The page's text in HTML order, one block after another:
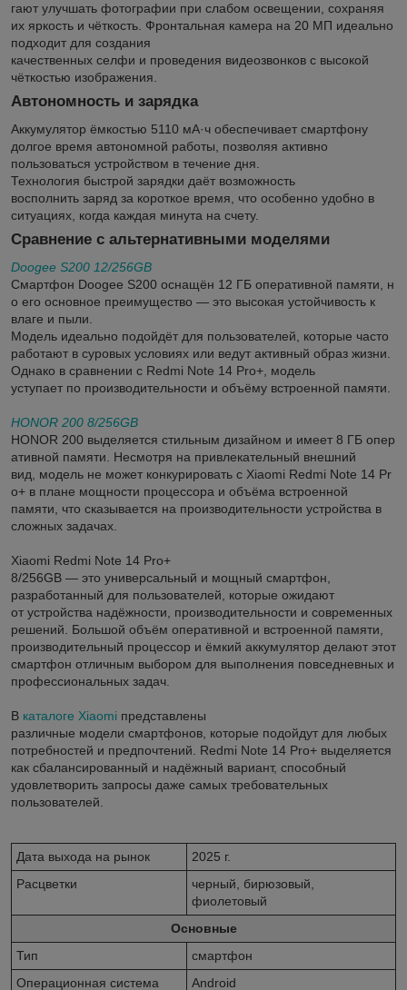
гают улучшать фотографии при слабом освещении, сохраняя
их яркость и чёткость. Фронтальная камера на 20 МП идеально
подходит для создания
качественных селфи и проведения видеозвонков с высокой
чёткостью изображения.
Автономность и зарядка
Аккумулятор ёмкостью 5110 мА·ч обеспечивает смартфону
долгое время автономной работы, позволяя активно
пользоваться устройством в течение дня.
Технология быстрой зарядки даёт возможность
восполнить заряд за короткое время, что особенно удобно в
ситуациях, когда каждая минута на счету.
Сравнение с альтернативными моделями
Doogee S200 12/256GB
Смартфон Doogee S200 оснащён 12 ГБ оперативной памяти, н
о его основное преимущество — это высокая устойчивость к
влаге и пыли.
Модель идеально подойдёт для пользователей, которые часто
работают в суровых условиях или ведут активный образ жизни.
Однако в сравнении с Redmi Note 14 Pro+, модель
уступает по производительности и объёму встроенной памяти.
HONOR 200 8/256GB
HONOR 200 выделяется стильным дизайном и имеет 8 ГБ опер
ативной памяти. Несмотря на привлекательный внешний
вид, модель не может конкурировать с Xiaomi Redmi Note 14 Pr
o+ в плане мощности процессора и объёма встроенной
памяти, что сказывается на производительности устройства в
сложных задачах.
Xiaomi Redmi Note 14 Pro+
8/256GB — это универсальный и мощный смартфон,
разработанный для пользователей, которые ожидают
от устройства надёжности, производительности и современных
решений. Большой объём оперативной и встроенной памяти,
производительный процессор и ёмкий аккумулятор делают этот
смартфон отличным выбором для выполнения повседневных и
профессиональных задач.
В каталоге Xiaomi представлены
различные модели смартфонов, которые подойдут для любых
потребностей и предпочтений. Redmi Note 14 Pro+ выделяется
как сбалансированный и надёжный вариант, способный
удовлетворить запросы даже самых требовательных
пользователей.
Дата выхода на рынок
2025 г.
Расцветки
черный, бирюзовый,
фиолетовый
Основные
Тип
смартфон
Операционная система
Android